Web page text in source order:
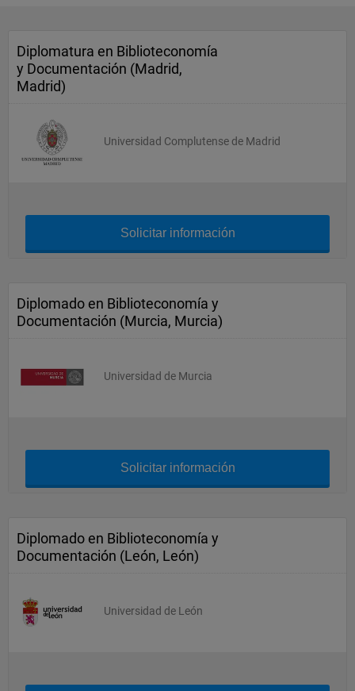
Diplomatura en Biblioteconomía
y Documentación (Madrid,
Madrid)
Universidad Complutense de Madrid
Solicitar información
Diplomado en Biblioteconomía y
Documentación (Murcia, Murcia)
Universidad de Murcia
Solicitar información
Diplomado en Biblioteconomía y
Documentación (León, León)
Universidad de León